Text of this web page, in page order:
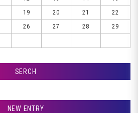
19 20 21
22
26 27 28
29
SERCH
NEW ENTRY